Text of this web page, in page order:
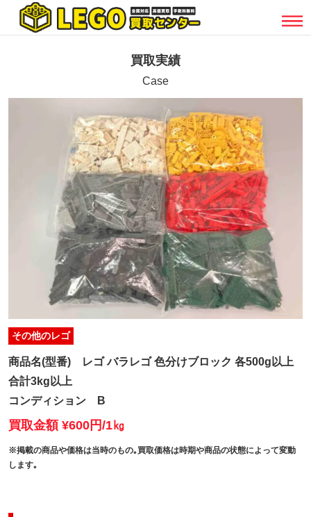
買取実績
Case
その他のレゴ
商品名(型番)
レゴ バラレゴ 色分けブロック 各500g以上
合計3kg以上
コンディション
B
買取金額 ¥600円/1㎏
※掲載の商品や価格は当時のもの｡買取価格は時期や商品の状態によって変動
します｡